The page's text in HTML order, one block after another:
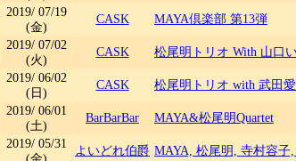
2019/ 07/19
(金)
CASK MAYA倶楽部 第13弾
2019/ 07/02
(火)
CASK 松尾明トリオ With 山口
2019/ 06/02
(日)
CASK 松尾明トリオ with 武田愛
2019/ 06/01
(土)
BarBarBar MAYA&松尾明Quartet
2019/ 05/31
よいどれ伯爵 MAYA, 松尾明, 寺村容子